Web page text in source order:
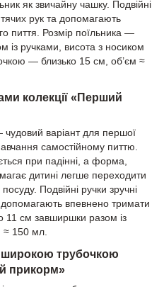
як звичайну чашку. Подвійні
рук та допомагають
пиття. Розмір поїльника —
із ручками, висота з носиком
— близько 15 см, об’єм ≈
колекції «Перший
варіант для першої
самостійному питтю.
при падінні, а форма,
дитині легше переходити
Подвійні ручки зручні
впевнено тримати
11 см завширшки разом із
≈ 150 мл.
широкою трубочкою
прикорм»